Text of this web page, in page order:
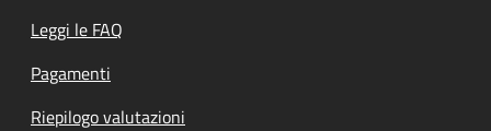
Leggi le FAQ
Pagamenti
Riepilogo valutazioni